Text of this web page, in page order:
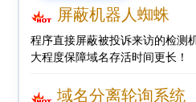
屏蔽机器人蜘蛛
程序直接屏蔽被投诉来访的检测
大程度保障域名存活时间更长！
域名分离轮询系统